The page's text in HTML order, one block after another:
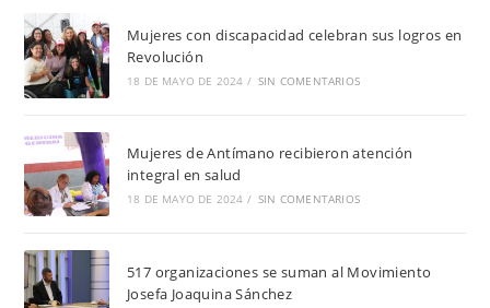
Mujeres con discapacidad celebran sus logros en
Revolución
18 DE MAYO DE 2024 / SIN COMENTARIOS
Mujeres de Antímano recibieron atención
integral en salud
18 DE MAYO DE 2024 / SIN COMENTARIOS
517 organizaciones se suman al Movimiento
Josefa Joaquina Sánchez